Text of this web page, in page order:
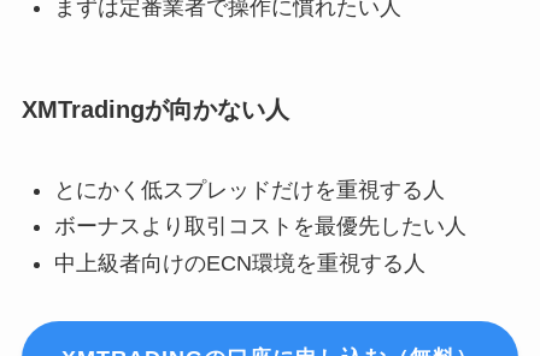
まずは定番業者で操作に慣れたい人
XMTradingが向かない人
とにかく低スプレッドだけを重視する人
ボーナスより取引コストを最優先したい人
中上級者向けのECN環境を重視する人